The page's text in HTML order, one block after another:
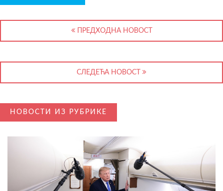
ПРЕДХОДНА НОВОСТ
СЛЕДЕЋА НОВОСТ
НОВОСТИ ИЗ РУБРИКЕ